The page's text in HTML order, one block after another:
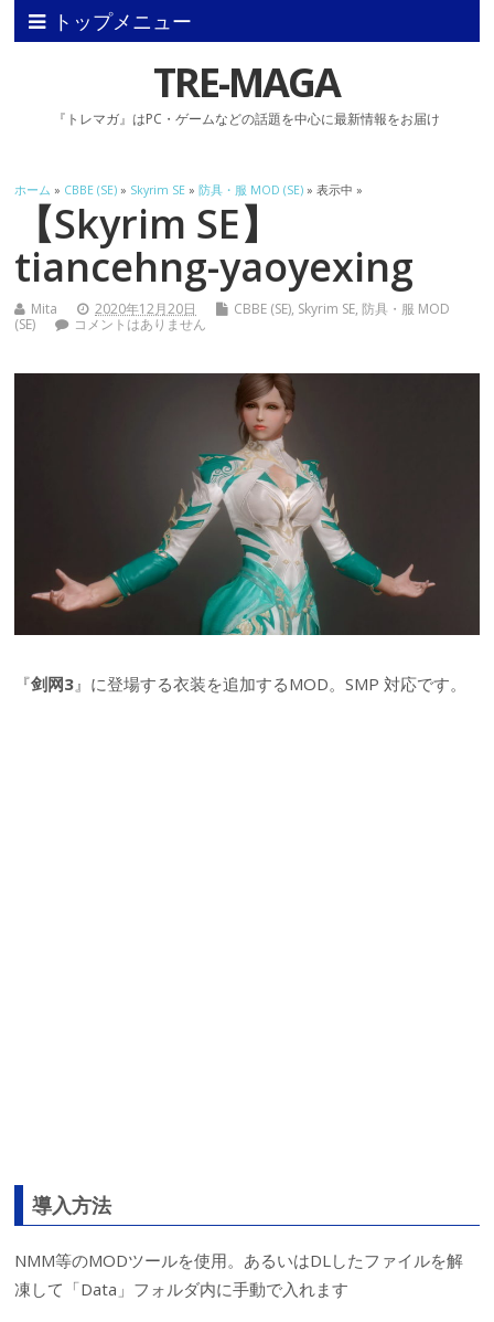
トップメニュー
TRE-MAGA
『トレマガ』はPC・ゲームなどの話題を中心に最新情報をお届け
ホーム » CBBE (SE) » Skyrim SE »防具・服 MOD (SE) » 表示中 »
【Skyrim SE】
tiancehng-yaoyexing
Mita 2020年12月20日 CBBE (SE), Skyrim SE,防具・服 MOD
(SE)
コメントはありません
『剑网3 』に登場する衣装を追加するMOD。SMP 対応です。
導入方法
NMM等のMODツールを使用。あるいはDLしたファイルを解
凍して「Data」フォルダ内に手動で入れます